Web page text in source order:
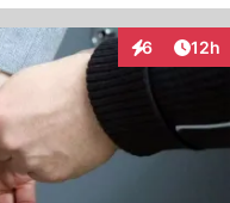
6
Interaktionen
12h